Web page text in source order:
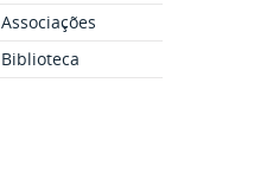
Associações
Biblioteca